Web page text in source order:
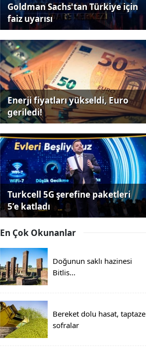
Goldman Sachs'tan Türkiye için
faiz uyarısı
Enerji fiyatları yükseldi, Euro
geriledi!
Turkcell 5G şerefine paketleri
5’e katladı
En Çok Okunanlar
Doğunun saklı hazinesi
Bitlis...
Bereket dolu hasat, taptaze
sofralar